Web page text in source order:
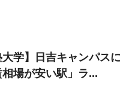
大学】日吉キャンパス
場が安い駅」ラ...